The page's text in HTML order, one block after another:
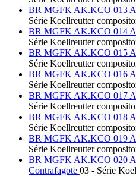
BR MGFK AK.KCO 013
Série Koellreutter
BR MGFK AK.KCO 014
Série Koellreutter
BR MGFK AK.KCO 015
Série Koellreutter
BR MGFK AK.KCO 016
Série Koellreutter
BR MGFK AK.KCO 017
Série Koellreutter
BR MGFK AK.KCO 018
Série Koellreutter
BR MGFK AK.KCO 019
Série Koellreutter
BR MGFK AK.KCO 020
Contrafagote 03 - Série